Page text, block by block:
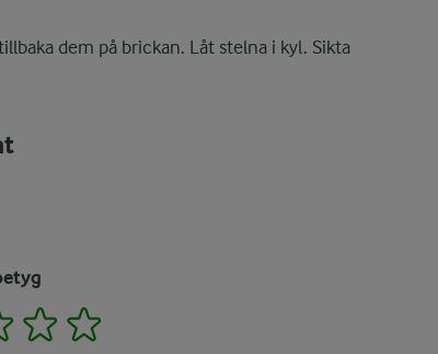
dem på brickan. Låt stelna i kyl. Sikta
3 4